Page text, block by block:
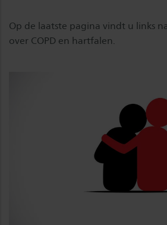
Op de laatste pagina vindt u links
over COPD en hartfalen.